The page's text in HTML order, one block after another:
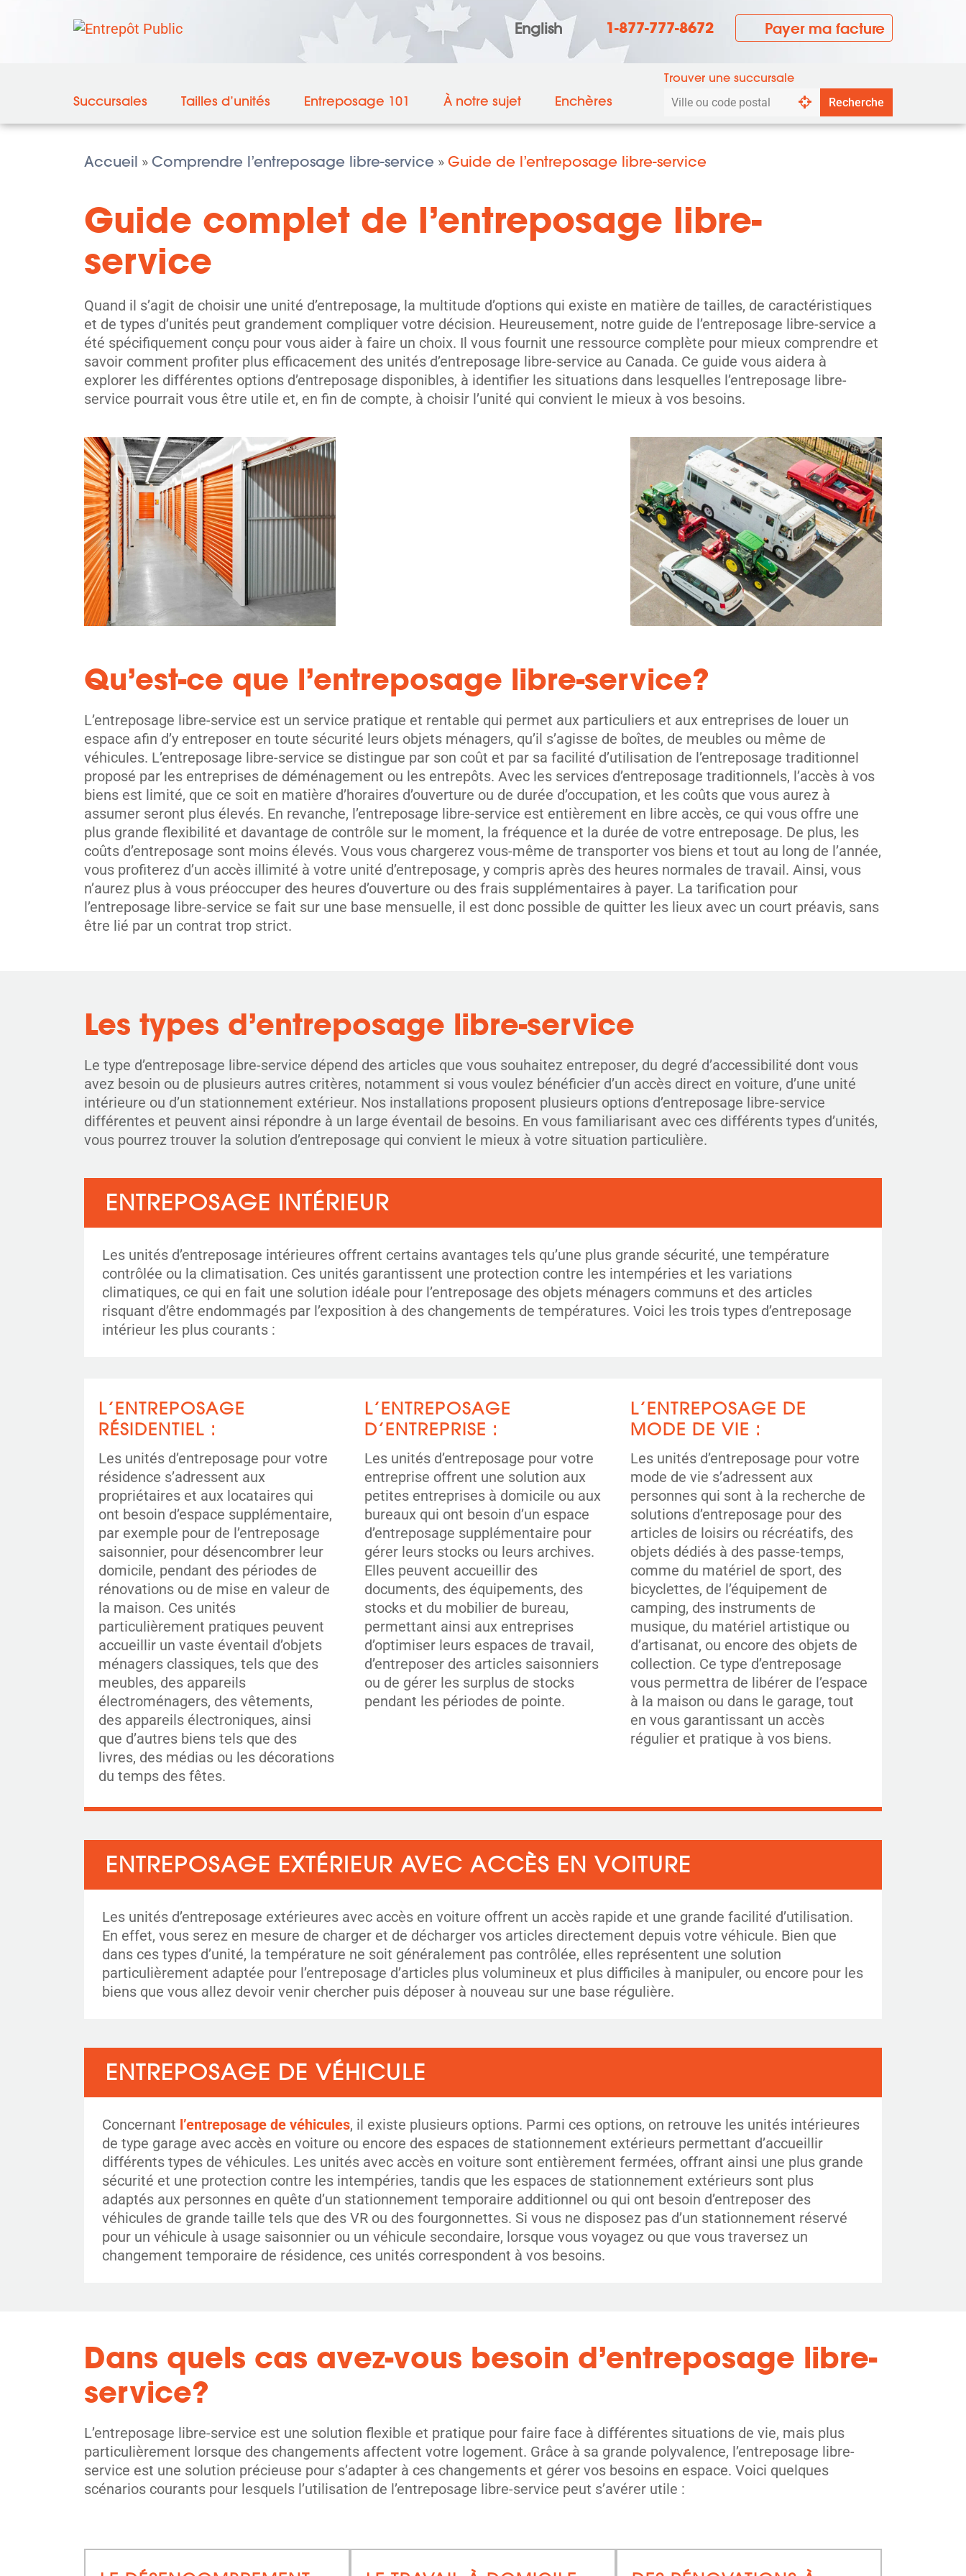
English 1-877-777-8672 Payer ma facture
Succursales Tailles d’unités Entreposage 101 À notre sujet Enchères
Trouver une succursale
Rechercher
code
Recherche
Accueil » Comprendre l’entreposage libre-service » Guide de l’entreposage libre-service
Guide complet de l’entreposage libre-
service
Quand il s’agit de choisir une unité d’entreposage, la multitude d’options qui existe en matière de tailles, de caractéristiques
et de types d’unités peut grandement compliquer votre décision. Heureusement, notre guide de l’entreposage libre-service a
été spécifiquement conçu pour vous aider à faire un choix. Il vous fournit une ressource complète pour mieux comprendre et
savoir comment profiter plus efficacement des unités d’entreposage libre-service au Canada. Ce guide vous aidera à
explorer les différentes options d’entreposage disponibles, à identifier les situations dans lesquelles l’entreposage libre-
service pourrait vous être utile et, en fin de compte, à choisir l’unité qui convient le mieux à vos besoins.
Qu’est-ce que l’entreposage libre-service?
L’entreposage libre-service est un service pratique et rentable qui permet aux particuliers et aux entreprises de louer un
espace afin d’y entreposer en toute sécurité leurs objets ménagers, qu’il s’agisse de boîtes, de meubles ou même de
véhicules. L’entreposage libre-service se distingue par son coût et par sa facilité d’utilisation de l’entreposage traditionnel
proposé par les entreprises de déménagement ou les entrepôts. Avec les services d’entreposage traditionnels, l’accès à vos
biens est limité, que ce soit en matière d’horaires d’ouverture ou de durée d’occupation, et les coûts que vous aurez à
assumer seront plus élevés. En revanche, l’entreposage libre-service est entièrement en libre accès, ce qui vous offre une
plus grande flexibilité et davantage de contrôle sur le moment, la fréquence et la durée de votre entreposage. De plus, les
coûts d’entreposage sont moins élevés. Vous vous chargerez vous-même de transporter vos biens et tout au long de l’année,
vous profiterez d’un accès illimité à votre unité d’entreposage, y compris après des heures normales de travail. Ainsi, vous
n’aurez plus à vous préoccuper des heures d’ouverture ou des frais supplémentaires à payer. La tarification pour
l’entreposage libre-service se fait sur une base mensuelle, il est donc possible de quitter les lieux avec un court préavis, sans
être lié par un contrat trop strict.
Les types d’entreposage libre-service
Le type d’entreposage libre-service dépend des articles que vous souhaitez entreposer, du degré d’accessibilité dont vous
avez besoin ou de plusieurs autres critères, notamment si vous voulez bénéficier d’un accès direct en voiture, d’une unité
intérieure ou d’un stationnement extérieur. Nos installations proposent plusieurs options d’entreposage libre-service
différentes et peuvent ainsi répondre à un large éventail de besoins. En vous familiarisant avec ces différents types d’unités,
vous pourrez trouver la solution d’entreposage qui convient le mieux à votre situation particulière.
ENTREPOSAGE INTÉRIEUR
Les unités d’entreposage intérieures offrent certains avantages tels qu’une plus grande sécurité, une température
contrôlée ou la climatisation. Ces unités garantissent une protection contre les intempéries et les variations
climatiques, ce qui en fait une solution idéale pour l’entreposage des objets ménagers communs et des articles
risquant d’être endommagés par l’exposition à des changements de températures. Voici les trois types d’entreposage
intérieur les plus courants :
L’ENTREPOSAGE
RÉSIDENTIEL :
Les unités d’entreposage pour votre
résidence s’adressent aux
propriétaires et aux locataires qui
ont besoin d’espace supplémentaire,
par exemple pour de l’entreposage
saisonnier, pour désencombrer leur
domicile, pendant des périodes de
rénovations ou de mise en valeur de
la maison. Ces unités
particulièrement pratiques peuvent
accueillir un vaste éventail d’objets
ménagers classiques, tels que des
meubles, des appareils
électroménagers, des vêtements,
des appareils électroniques, ainsi
que d’autres biens tels que des
livres, des médias ou les décorations
du temps des fêtes.
L’ENTREPOSAGE
D’ENTREPRISE :
Les unités d’entreposage pour votre
entreprise offrent une solution aux
petites entreprises à domicile ou aux
bureaux qui ont besoin d’un espace
d’entreposage supplémentaire pour
gérer leurs stocks ou leurs archives.
Elles peuvent accueillir des
documents, des équipements, des
stocks et du mobilier de bureau,
permettant ainsi aux entreprises
d’optimiser leurs espaces de travail,
d’entreposer des articles saisonniers
ou de gérer les surplus de stocks
pendant les périodes de pointe.
L’ENTREPOSAGE DE
MODE DE VIE :
Les unités d’entreposage pour votre
mode de vie s’adressent aux
personnes qui sont à la recherche de
solutions d’entreposage pour des
articles de loisirs ou récréatifs, des
objets dédiés à des passe-temps,
comme du matériel de sport, des
bicyclettes, de l’équipement de
camping, des instruments de
musique, du matériel artistique ou
d’artisanat, ou encore des objets de
collection. Ce type d’entreposage
vous permettra de libérer de l’espace
à la maison ou dans le garage, tout
en vous garantissant un accès
régulier et pratique à vos biens.
ENTREPOSAGE EXTÉRIEUR AVEC ACCÈS EN VOITURE
Les unités d’entreposage extérieures avec accès en voiture offrent un accès rapide et une grande facilité d’utilisation.
En effet, vous serez en mesure de charger et de décharger vos articles directement depuis votre véhicule. Bien que
dans ces types d’unité, la température ne soit généralement pas contrôlée, elles représentent une solution
particulièrement adaptée pour l’entreposage d’articles plus volumineux et plus difficiles à manipuler, ou encore pour les
biens que vous allez devoir venir chercher puis déposer à nouveau sur une base régulière.
ENTREPOSAGE DE VÉHICULE
Concernant l’entreposage de véhicules, il existe plusieurs options. Parmi ces options, on retrouve les unités intérieures
de type garage avec accès en voiture ou encore des espaces de stationnement extérieurs permettant d’accueillir
différents types de véhicules. Les unités avec accès en voiture sont entièrement fermées, offrant ainsi une plus grande
sécurité et une protection contre les intempéries, tandis que les espaces de stationnement extérieurs sont plus
adaptés aux personnes en quête d’un stationnement temporaire additionnel ou qui ont besoin d’entreposer des
véhicules de grande taille tels que des VR ou des fourgonnettes. Si vous ne disposez pas d’un stationnement réservé
pour un véhicule à usage saisonnier ou un véhicule secondaire, lorsque vous voyagez ou que vous traversez un
changement temporaire de résidence, ces unités correspondent à vos besoins.
Dans quels cas avez-vous besoin d’entreposage libre-
service?
L’entreposage libre-service est une solution flexible et pratique pour faire face à différentes situations de vie, mais plus
particulièrement lorsque des changements affectent votre logement. Grâce à sa grande polyvalence, l’entreposage libre-
service est une solution précieuse pour s’adapter à ces changements et gérer vos besoins en espace. Voici quelques
scénarios courants pour lesquels l’utilisation de l’entreposage libre-service peut s’avérer utile :